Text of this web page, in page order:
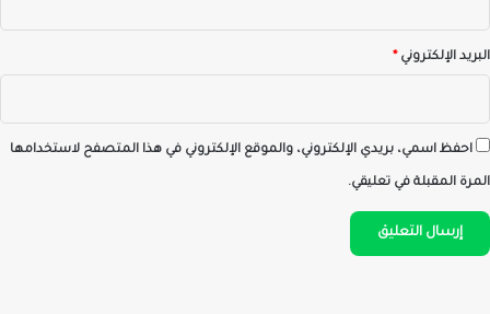
البريد الإلكتروني*
احفظ اسمي، بريدي الإلكتروني، والموقع الإلكتروني في هذا المتصفح لاستخدامها
المرة المقبلة في تعليقي.